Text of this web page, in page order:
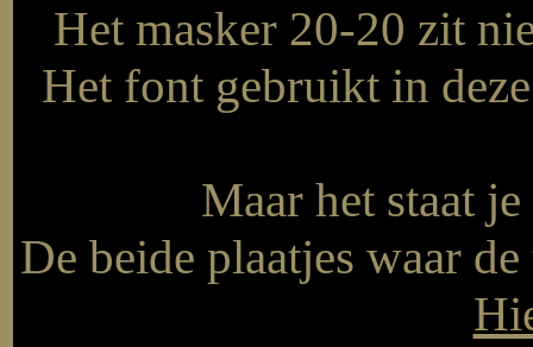
Het masker 20-20 zit
Het font gebruikt in
Maar het staat
De beide plaatjes waar